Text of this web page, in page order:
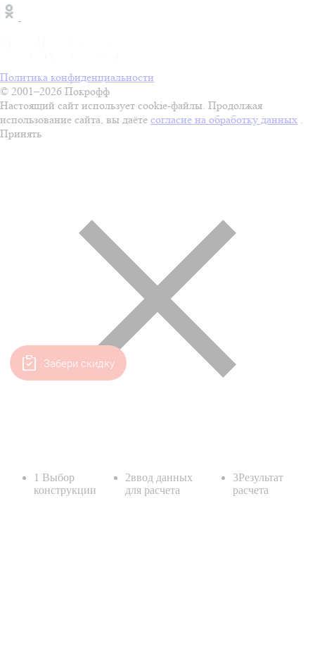
Политика конфиденциальности
© 2001–2026 Покрофф
Настоящий сайт использует cookie-файлы. Продолжая
использование сайта, вы даёте согласие на обработку данных .
Принять
Забери скидку